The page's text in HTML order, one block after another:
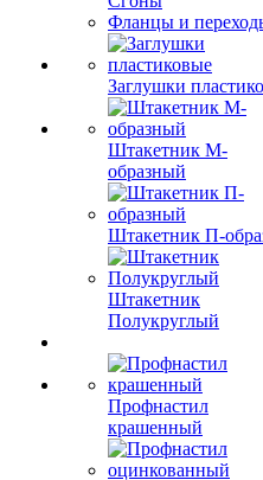
Фланцы и
Заглушки
Штакетник М-
образный
Штакетник П-
Штакетник
Полукруглый
Профнастил
крашенный